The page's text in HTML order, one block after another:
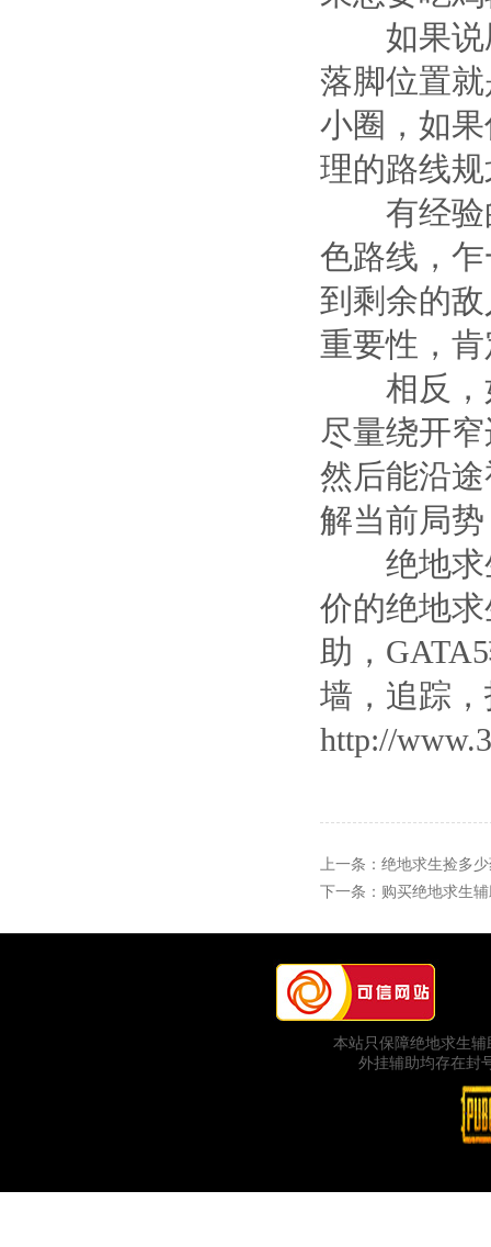
如果说刷
落脚位置
小圈，如
理的路线
有经验的
色路线，
到剩余的
重要性，
相反，如
尽量绕开
然后能沿
解当前局
绝地求生
价的绝地
助，
墙，追踪
http://
上一条： 绝地求生捡多
下一条： 购买绝地求生
本站只保障绝地求生
外挂辅助均存在封